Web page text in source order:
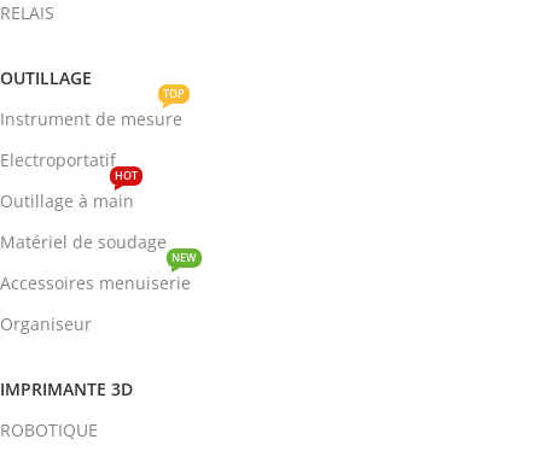
RELAIS
OUTILLAGE
Instrument de mesure
TOP
Electroportatif
Outillage à main
HOT
Matériel de soudage
Accessoires menuiserie
NEW
Organiseur
IMPRIMANTE 3D
ROBOTIQUE